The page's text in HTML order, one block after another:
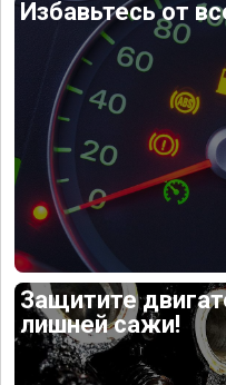
Избавьтесь от
Защитите
лишней сажи!